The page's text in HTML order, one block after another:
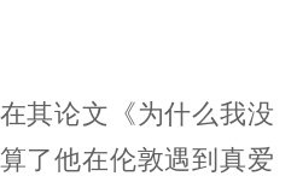
其论文《为什么我没
了他在伦敦遇到真爱